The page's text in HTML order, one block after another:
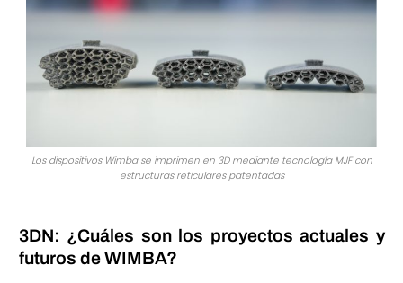
Los dispositivos Wimba se imprimen en 3D mediante tecnología MJF con
estructuras reticulares patentadas
3DN: ¿Cuáles son los proyectos actuales y
futuros de WIMBA?